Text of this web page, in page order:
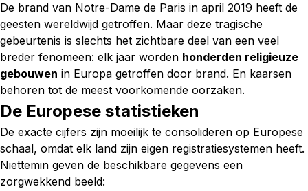
De brand van Notre-Dame de Paris in april 2019 heeft de
geesten wereldwijd getroffen. Maar deze tragische
gebeurtenis is slechts het zichtbare deel van een veel
breder fenomeen: elk jaar worden honderden religieuze
gebouwen in Europa getroffen door brand. En kaarsen
behoren tot de meest voorkomende oorzaken.
De Europese statistieken
De exacte cijfers zijn moeilijk te consolideren op Europese
schaal, omdat elk land zijn eigen registratiesystemen heeft.
Niettemin geven de beschikbare gegevens een
zorgwekkend beeld: